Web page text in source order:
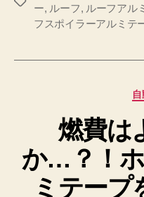
ー, ルーフ, ルーフアル
フスポイラーアルミテ
燃費は
か…？！
ミテープ